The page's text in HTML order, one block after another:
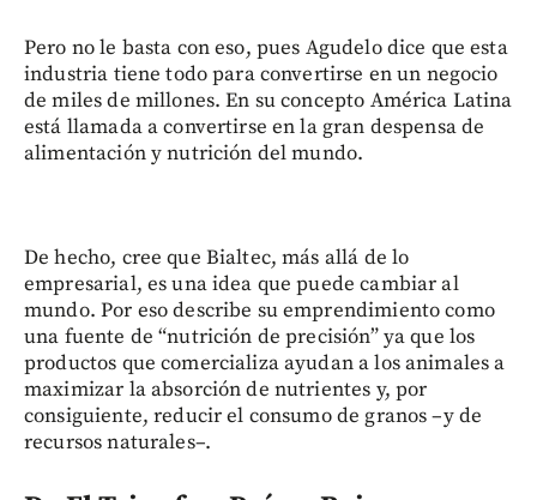
Pero no le basta con eso, pues Agudelo dice que esta
industria tiene todo para convertirse en un negocio
de miles de millones. En su concepto América Latina
está llamada a convertirse en la gran despensa de
alimentación y nutrición del mundo.
De hecho, cree que Bialtec, más allá de lo
empresarial, es una idea que puede cambiar al
mundo. Por eso describe su emprendimiento como
una fuente de “nutrición de precisión” ya que los
productos que comercializa ayudan a los animales a
maximizar la absorción de nutrientes y, por
consiguiente, reducir el consumo de granos –y de
recursos naturales–.